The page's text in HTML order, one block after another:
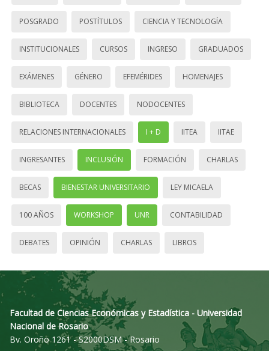
POSGRADO POSTÍTULOS CIENCIA Y TECNOLOGÍA
INSTITUCIONALES CURSOS INGRESO GRADUADOS
EXÁMENES GÉNERO EFEMÉRIDES HOMENAJES
BIBLIOTECA DOCENTES NODOCENTES
RELACIONES INTERNACIONALES I + D IITEA IITAE
INGRESANTES INCLUSIÓN FORMACIÓN CHARLAS
BECAS BIENESTAR UNIVERSITARIO LEY MICAELA
100 AÑOS WORKSHOP UNR CONTABILIDAD
DEBATES OPINIÓN CHARLAS LIBROS
Facultad de Ciencias Económicas y Estadística - Universidad
Nacional de Rosario
Bv. Oroño 1261 - S2000DSM - Rosario